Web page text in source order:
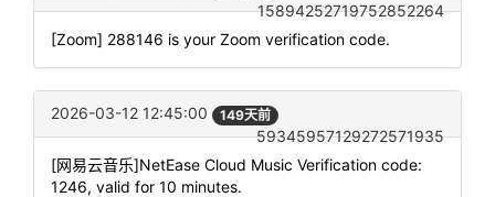
15894252719752852264
[Zoom] 288146 is your Zoom verification code.
2026-03-12 12:45:00 149天前
59345957129272571935
[网易云音乐]NetEase Cloud Music Verification code:
1246, valid for 10 minutes.